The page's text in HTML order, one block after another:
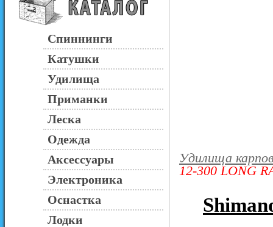
Спиннинги
Катушки
Удилища
Приманки
Леска
Одежда
Аксессуары
Электроника
Оснастка
Лодки
Удилища
12-300 LONG